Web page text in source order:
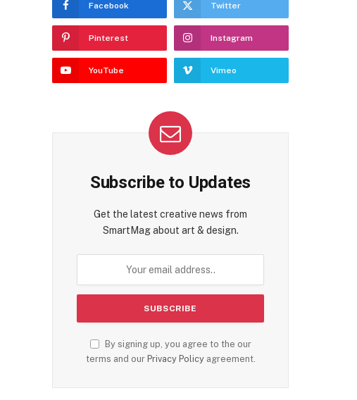
Facebook Twitter
Pinterest Instagram
YouTube Vimeo
Subscribe to Updates
Get the latest creative news from
SmartMag about art & design.
By signing up, you agree to the our
terms and our Privacy Policyagreement.